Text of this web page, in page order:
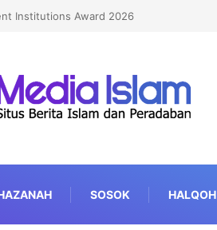
Institutions Award 2026
SOSOK HALQOH